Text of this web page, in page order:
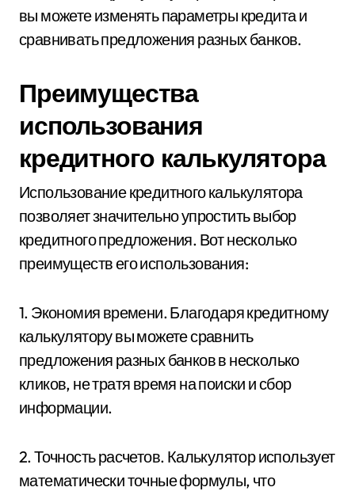
вы можете изменять параметры кредита и
сравнивать предложения разных банков.
Преимущества
использования
кредитного калькулятора
Использование кредитного калькулятора
позволяет значительно упростить выбор
кредитного предложения. Вот несколько
преимуществ его использования:
1. Экономия времени. Благодаря кредитному
калькулятору вы можете сравнить
предложения разных банков в несколько
кликов, не тратя время на поиски и сбор
информации.
2. Точность расчетов. Калькулятор использует
математически точные формулы, что